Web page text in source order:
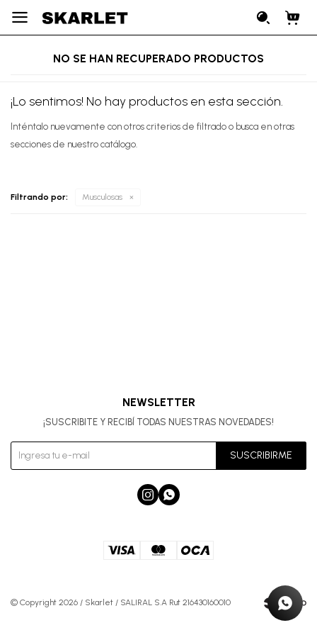

NO SE HAN RECUPERADO PRODUCTOS
¡Lo sentimos! No hay productos en esta sección.
Inténtalo nuevamente con otros criterios de filtrado o busca en otras
secciones de nuestro catálogo.
Filtrando por: Musculosas
NEWSLETTER
¡SUSCRIBITE Y RECIBÍ TODAS NUESTRAS NOVEDADES!
SUSCRIBIRME
 
© Copyright 2026 / Skarlet / SALIRAL S.A Rut 216430160010